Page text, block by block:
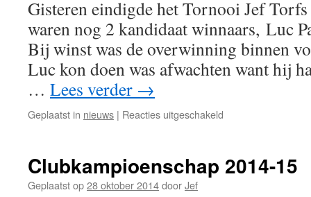
Gisteren eindigde het Tornooi Jef
waren nog 2 kandidaat winnaars, Luc
Bij winst was de overwinning binnen
Luc kon doen was afwachten want hij
… Lees verder →
Geplaatst in nieuws | Reacties uitgeschakeld
Jef
Clubkampioenschap 2014-15
Geplaatst op28 oktober 2014doorJef